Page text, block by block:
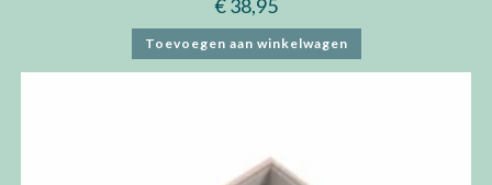
€38,95
Toevoegen aan winkelwagen